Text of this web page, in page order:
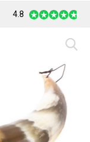
Safe Payment
4.8